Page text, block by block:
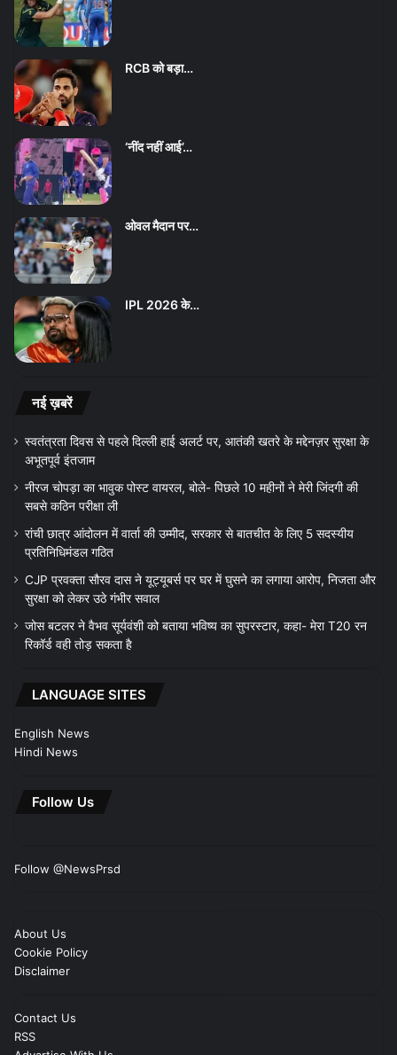
RCB को बड़ा…
‘नींद नहीं आई’…
ओवल मैदान पर…
IPL 2026 के…
नई ख़बरें
स्वतंत्रता दिवस से पहले दिल्ली हाई अलर्ट पर, आतंकी खतरे के मद्देनज़र सुरक्षा के
अभूतपूर्व इंतजाम
नीरज चोपड़ा का भावुक पोस्ट वायरल, बोले- पिछले 10 महीनों ने मेरी जिंदगी की
सबसे कठिन परीक्षा ली
रांची छात्र आंदोलन में वार्ता की उम्मीद, सरकार से बातचीत के लिए 5 सदस्यीय
प्रतिनिधिमंडल गठित
CJP प्रवक्ता सौरव दास ने यूट्यूबर्स पर घर में घुसने का लगाया आरोप, निजता और
सुरक्षा को लेकर उठे गंभीर सवाल
जोस बटलर ने वैभव सूर्यवंशी को बताया भविष्य का सुपरस्टार, कहा- मेरा T20 रन
रिकॉर्ड वही तोड़ सकता है
LANGUAGE SITES
English News
Hindi News
Follow Us
Follow @NewsPrsd
About Us
Cookie Policy
Disclaimer
Contact Us
RSS